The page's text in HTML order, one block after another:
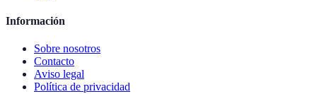
Información
Sobre nosotros
Contacto
Aviso legal
Política de privacidad